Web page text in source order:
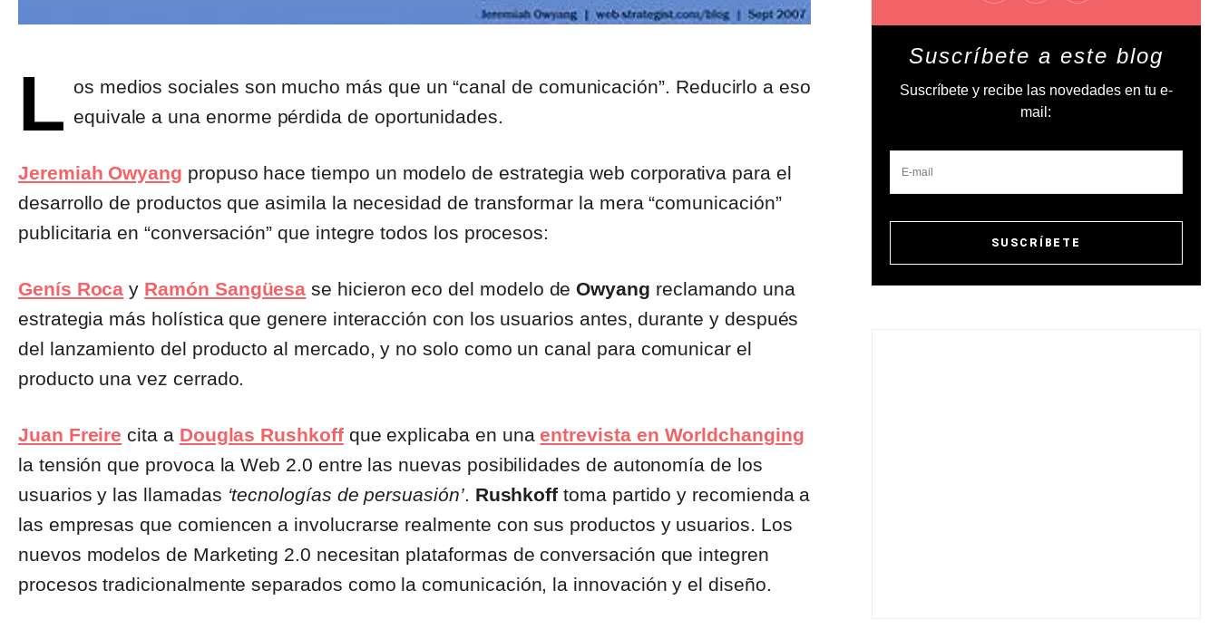
L os medios sociales son mucho más que un “canal de comunicación”. Reducirlo a eso
equivale a una enorme pérdida de oportunidades.
Jeremiah Owyang propuso hace tiempo un modelo de estrategia web corporativa para el
desarrollo de productos que asimila la necesidad de transformar la mera “comunicación”
publicitaria en “conversación” que integre todos los procesos:
Genís Roca y Ramón Sangüesa se hicieron eco del modelo deOwyang reclamando una
estrategia más holística que genere interacción con los usuarios antes, durante y después
del lanzamiento del producto al mercado, y no solo como un canal para comunicar el
producto una vez cerrado.
Juan Freire cita a Douglas Rushkoffque explicaba en unaentrevista en Worldchanging
la tensión que provoca la Web 2.0 entre las nuevas posibilidades de autonomía de los
usuarios y las llamadas ‘tecnologías de persuasión’. Rushkoff toma partido y recomienda a
las empresas que comiencen a involucrarse realmente con sus productos y usuarios. Los
nuevos modelos de Marketing 2.0 necesitan plataformas de conversación que integren
procesos tradicionalmente separados como la comunicación, la innovación y el diseño.
Suscríbete a este blog
Suscríbete y recibe las novedades en tu e-
mail: